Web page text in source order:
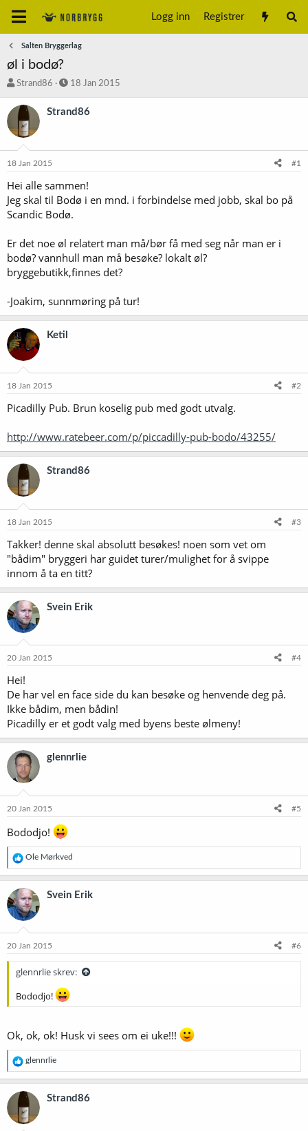
Logg inn Registrer
Salten Bryggerlag
øl i bodø?
T
å
d
s
t
r
Strand86
S
a
o
18 Jan 2015
Strand86
18 Jan 2015 #1
Hei alle sammen!
Jeg skal til Bodø i en mnd. i forbindelse med jobb, skal bo på
Scandic Bodø.
Er det noe øl relatert man må/bør få med seg når man er i
bodø? vannhull man må besøke? lokalt øl?
bryggebutikk,finnes det?
-Joakim, sunnmøring på tur!
Ketil
18 Jan 2015 #2
Picadilly Pub. Brun koselig pub med godt utvalg.
http://www.ratebeer.com/p/piccadilly-pub-bodo/43255/
Strand86
18 Jan 2015 #3
Takker! denne skal absolutt besøkes! noen som vet om
"bådim" bryggeri har guidet turer/mulighet for å svippe
innom å ta en titt?
Svein Erik
20 Jan 2015 #4
Hei!
De har vel en face side du kan besøke og henvende deg på.
Ikke bådim, men bådin!
Picadilly er et godt valg med byens beste ølmeny!
glennrlie
20 Jan 2015 #5
Bododjo!
R
e
a
k
s
j
o
e
Ole Mørkved
Svein Erik
20 Jan 2015 #6
glennrlie skrev:
Bododjo!
Ok, ok, ok! Husk vi sees om ei uke!!!
R
e
a
k
j
o
glennrlie
Strand86